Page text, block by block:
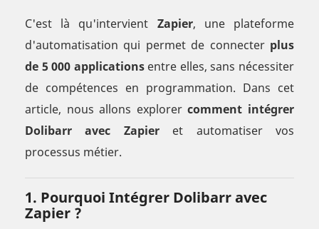
C'est là qu'intervient Zapier, une plateforme
d'automatisation qui permet de connecter plus
de 5 000 applicationsentre elles, sans nécessiter
de compétences en programmation. Dans cet
article, nous allons explorercomment intégrer
Dolibarr avec Zapieret automatiser vos
processus métier.
1. Pourquoi Intégrer Dolibarr avec
Zapier ?